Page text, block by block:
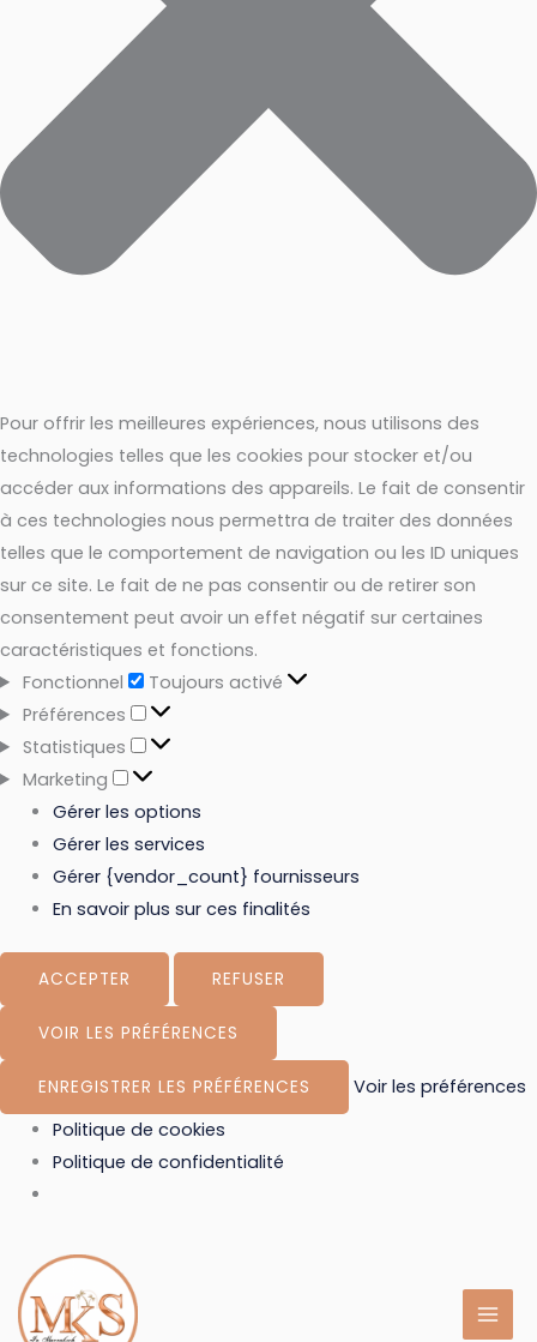
Pour offrir les meilleures expériences, nous utilisons des
technologies telles que les cookies pour stocker et/ou
accéder aux informations des appareils. Le fait de consentir
à ces technologies nous permettra de traiter des données
telles que le comportement de navigation ou les ID uniques
sur ce site. Le fait de ne pas consentir ou de retirer son
consentement peut avoir un effet négatif sur certaines
caractéristiques et fonctions.
Fonctionnel
Toujours activé
Préférences
Statistiques
Marketing
Gérer les options
Gérer les services
Gérer {vendor_count} fournisseurs
En savoir plus sur ces finalités
ACCEPTER REFUSER
VOIR LES PRÉFÉRENCES
ENREGISTRER LES PRÉFÉRENCES
Voir les préférences
Politique de cookies
Politique de confidentialité